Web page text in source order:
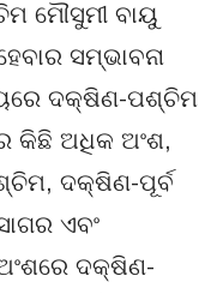
ମୌସୁମୀ ବାୟୁ
ସମ୍ଭାବନା
ଦକ୍ଷିଣ-ପଶ୍ଚିମ
କିଛି ଅଧିକ ଅଂଶ,
ଦକ୍ଷିଣ-ପୂର୍ବ
ଏବଂ
ଦକ୍ଷିଣ-